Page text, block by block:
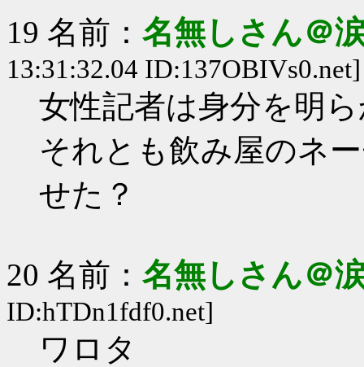
19 名前： 名無しさん＠
13:31:32.04 ID:137OBIVs0.net]
女性記者は身分を明
それとも飲み屋のネ
せた？
20 名前： 名無しさん＠
ID:hTDn1fdf0.net]
ワロタ